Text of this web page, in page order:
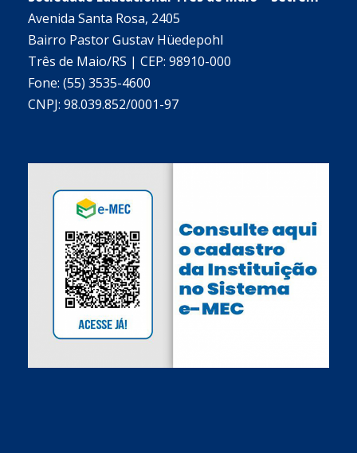
Avenida Santa Rosa, 2405
Bairro Pastor Gustav Hüedepohl
Três de Maio/RS | CEP: 98910-000
Fone: (55) 3535-4600
CNPJ: 98.039.852/0001-97